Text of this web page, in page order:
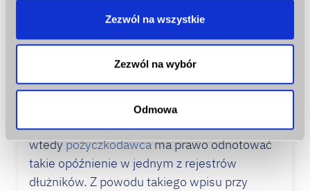
Partnerzy mogą połączyć te informacje z innymi danymi
otrzymanymi od Ciebie lub uzyskanymi podczas
korzystania z ich usług.
Zezwól na wszystkie
Zezwól na wybór
Odmowa
naliczenia odsetek karnych, które według
prawa Polskiego mogą wynosić dwukrotność
stopy referencyjnej Narodowego Banku
Jeśli klient w ciągu 60 dni nie spłaci
zobowiązania wraz z odsetkami karnymi
wtedypożyczkodawcama prawo odnotować
takie opóźnienie w jednym z rejestrów
dłużników. Z powodu takiego wpisu przy